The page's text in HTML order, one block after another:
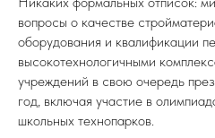
вопросы о качестве
оборудования и квалификации
высокотехнологичными
учреждений в свою очередь
год, включая участие в
школьных технопарков.